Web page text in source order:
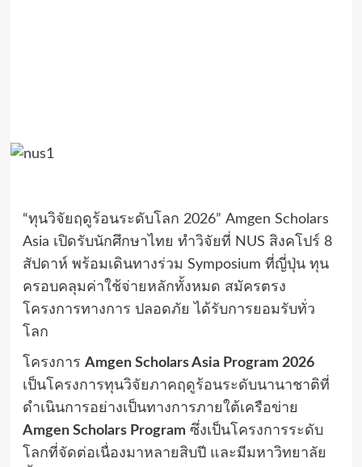
“ทุนวิจัยฤดูร้อนระดับโลก 2026” Amgen Scholars
Asia เปิดรับนักศึกษาไทย ทำวิจัยที่ NUS สิงคโปร์ 8
สัปดาห์ พร้อมเดินทางร่วม Symposium ที่ญี่ปุ่น ทุน
ครอบคลุมค่าใช้จ่ายหลักทั้งหมด สมัครตรง
โครงการทางการ ปลอดภัย ได้รับการยอมรับทั่ว
โลก
โครงการ Amgen Scholars Asia Program 2026
เป็นโครงการทุนวิจัยภาคฤดูร้อนระดับนานาชาติที่
ดำเนินการอย่างเป็นทางการภายใต้เครือข่าย
Amgen Scholars Program ซึ่งเป็นโครงการระดับ
โลกที่จัดต่อเนื่องมาหลายสิบปี และมีมหาวิทยาลัย